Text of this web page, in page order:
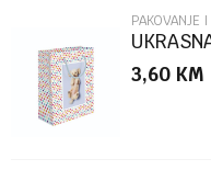
PAKOVANJE
3,60 KM